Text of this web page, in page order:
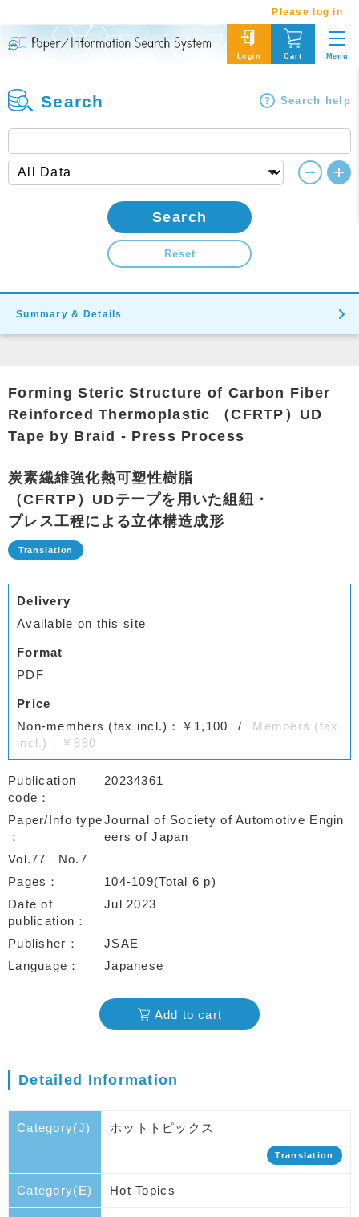
Please log in
Login Cart Menu
Search Search help
Search
Reset
Summary & Details
Forming Steric Structure of Carbon Fiber
Reinforced Thermoplastic （CFRTP）UD
Tape by Braid - Press Process
炭素繊維強化熱可塑性樹脂
（CFRTP）UDテープを用いた組紐・
プレス工程による立体構造成形
Delivery
Available on this site
Format
PDF
Price
Non-members (tax incl.)：￥1,100
Members (tax
incl.)：￥880
Publication
code
20234361
Paper/Info typeJournal of Society of Automotive Engin
eers of Japan
Vol.77
No.7
Pages
104-109(Total 6 p)
Date of
publication
Jul 2023
Publisher
JSAE
Language
Japanese
Add to cart
Detailed Information
Category(J) ホットトピックス
Translation
Category(E) Hot Topics